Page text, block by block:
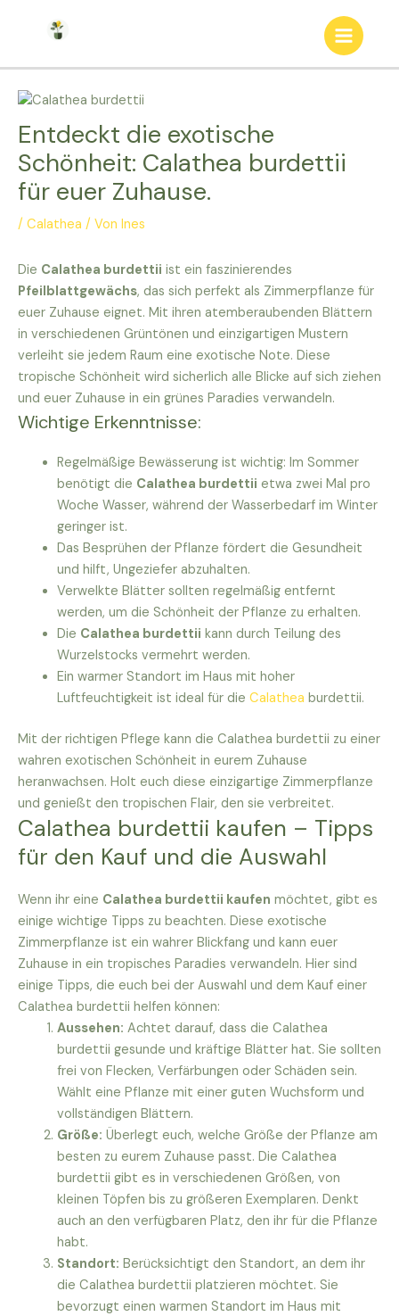
Main
Entdeckt die exotische
Schönheit: Calathea burdettii
für euer Zuhause.
/ Calathea / Von Ines
Die Calathea burdettii ist ein faszinierendes
Pfeilblattgewächs, das sich perfekt als Zimmerpflanze für
euer Zuhause eignet. Mit ihren atemberaubenden Blättern
in verschiedenen Grüntönen und einzigartigen Mustern
verleiht sie jedem Raum eine exotische Note. Diese
tropische Schönheit wird sicherlich alle Blicke auf sich ziehen
und euer Zuhause in ein grünes Paradies verwandeln.
Wichtige Erkenntnisse:
Regelmäßige Bewässerung ist wichtig: Im Sommer
benötigt die Calathea burdettii etwa zwei Mal pro
Woche Wasser, während der Wasserbedarf im Winter
geringer ist.
Das Besprühen der Pflanze fördert die Gesundheit
und hilft, Ungeziefer abzuhalten.
Verwelkte Blätter sollten regelmäßig entfernt
werden, um die Schönheit der Pflanze zu erhalten.
Die Calathea burdettii kann durch Teilung des
Wurzelstocks vermehrt werden.
Ein warmer Standort im Haus mit hoher
Luftfeuchtigkeit ist ideal für die Calathea burdettii.
Mit der richtigen Pflege kann die Calathea burdettii zu einer
wahren exotischen Schönheit in eurem Zuhause
heranwachsen. Holt euch diese einzigartige Zimmerpflanze
und genießt den tropischen Flair, den sie verbreitet.
Calathea burdettii kaufen – Tipps
für den Kauf und die Auswahl
Wenn ihr eine Calathea burdettii kaufen möchtet, gibt es
einige wichtige Tipps zu beachten. Diese exotische
Zimmerpflanze ist ein wahrer Blickfang und kann euer
Zuhause in ein tropisches Paradies verwandeln. Hier sind
einige Tipps, die euch bei der Auswahl und dem Kauf einer
Calathea burdettii helfen können:
Aussehen: Achtet darauf, dass die Calathea
burdettii gesunde und kräftige Blätter hat. Sie sollten
frei von Flecken, Verfärbungen oder Schäden sein.
Wählt eine Pflanze mit einer guten Wuchsform und
vollständigen Blättern.
Größe: Überlegt euch, welche Größe der Pflanze am
besten zu eurem Zuhause passt. Die Calathea
burdettii gibt es in verschiedenen Größen, von
kleinen Töpfen bis zu größeren Exemplaren. Denkt
auch an den verfügbaren Platz, den ihr für die Pflanze
habt.
Standort: Berücksichtigt den Standort, an dem ihr
die Calathea burdettii platzieren möchtet. Sie
bevorzugt einen warmen Standort im Haus mit